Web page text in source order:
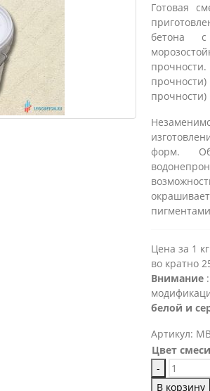
Готовая
бетона с
прочности.
прочности)
форм.
Цена за 1
во кратно
Внимание:
белой и
Артикул:
Цвет смеси
-
В корзину